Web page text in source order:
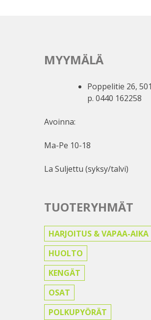
MYYMÄLÄ
Poppelitie 26,
p. 0440 162258
Avoinna:
Ma-Pe 10-18
La Suljettu (syksy/talvi)
TUOTERYHMÄT
HARJOITUS & VAPAA-AIKA
HUOLTO
KENGÄT
OSAT
POLKUPYÖRÄT